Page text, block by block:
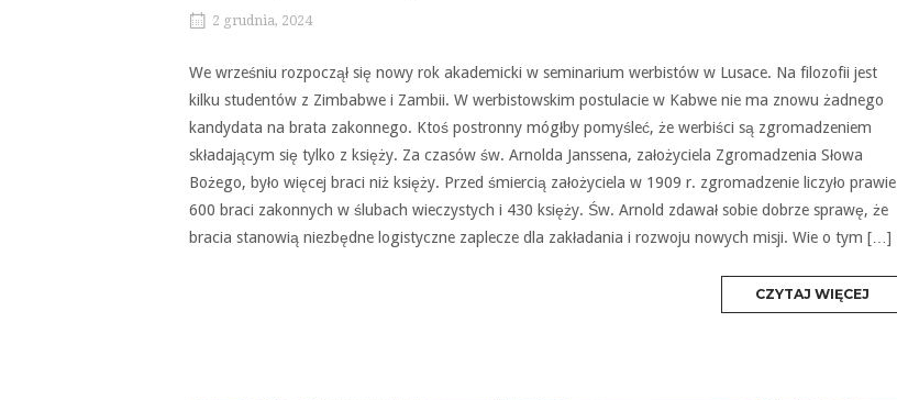
2 grudnia, 2024
We wrześniu rozpoczął się nowy rok akademicki w seminarium werbistów w Lusace. Na filozofii jest
kilku studentów z Zimbabwe i Zambii. W werbistowskim postulacie w Kabwe nie ma znowu żadnego
kandydata na brata zakonnego. Ktoś postronny mógłby pomyśleć, że werbiści są zgromadzeniem
składającym się tylko z księży. Za czasów św. Arnolda Janssena, założyciela Zgromadzenia Słowa
Bożego, było więcej braci niż księży. Przed śmiercią założyciela w 1909 r. zgromadzenie liczyło prawie
600 braci zakonnych w ślubach wieczystych i 430 księży. Św. Arnold zdawał sobie dobrze sprawę, że
bracia stanowią niezbędne logistyczne zaplecze dla zakładania i rozwoju nowych misji. Wie o tym […]
CZYTAJ WIĘCEJ